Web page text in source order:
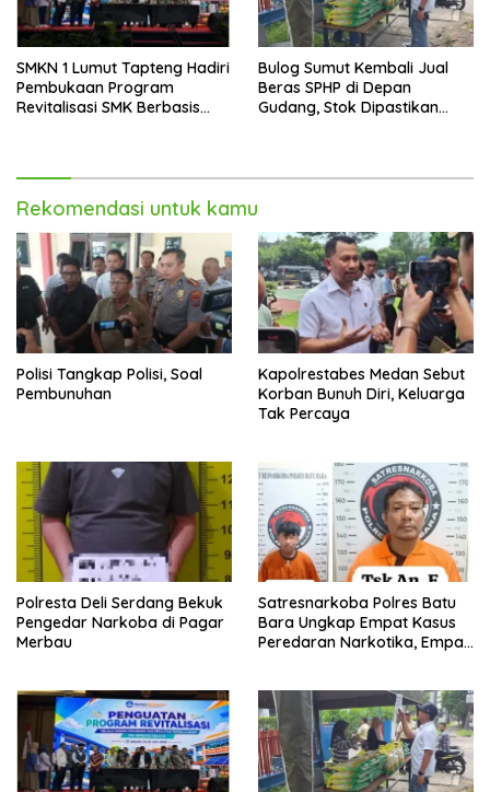
SMKN 1 Lumut Tapteng Hadiri
Pembukaan Program
Revitalisasi SMK Berbasis
Bulog Sumut Kembali Jual
Beras SPHP di Depan
Gudang, Stok Dipastikan
Rekomendasi untuk kamu
Polisi Tangkap Polisi, Soal
Pembunuhan
Kapolrestabes Medan Sebut
Korban Bunuh Diri, Keluarga
Tak Percaya
Polresta Deli Serdang Bekuk
Pengedar Narkoba di Pagar
Merbau
Satresnarkoba Polres Batu
Bara Ungkap Empat Kasus
Peredaran Narkotika, Empat